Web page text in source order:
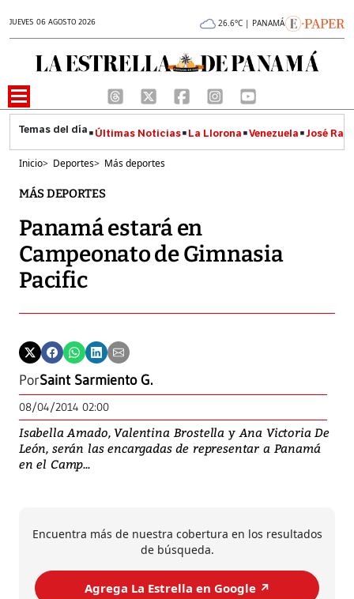
JUEVES 06 AGOSTO 2026 26.6°C | PANAMÁ
Últimas Noticias La Llorona Venezuela José
Inicio> Deportes> Más deportes
MÁS DEPORTES
Panamá estará en
Campeonato de Gimnasia
Pacific
PorSaint Sarmiento G.
08/04/2014 02:00
Isabella Amado, Valentina Brostella y Ana Victoria De
León, serán las encargadas de representar a Panamá
en el Camp...
Encuentra más de nuestra cobertura en los resultados
de búsqueda.
Agrega La Estrella en Google ↗️